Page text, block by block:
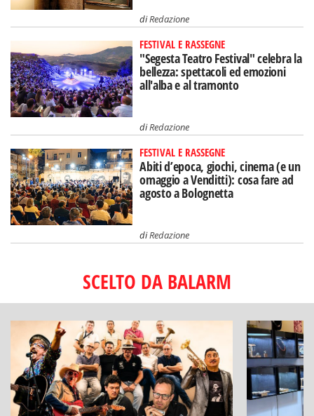
diRedazione
FESTIVAL E RASSEGNE
"Segesta Teatro Festival" celebra la
bellezza: spettacoli ed emozioni
all'alba e al tramonto
diRedazione
FESTIVAL E RASSEGNE
Abiti d’epoca, giochi, cinema (e un
omaggio a Venditti): cosa fare ad
agosto a Bolognetta
diRedazione
SCELTO DA BALARM